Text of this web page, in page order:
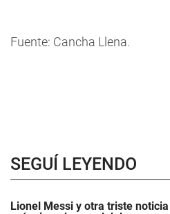
Fuente: Cancha Llena.
SEGUÍ LEYENDO
Lionel Messi y otra triste